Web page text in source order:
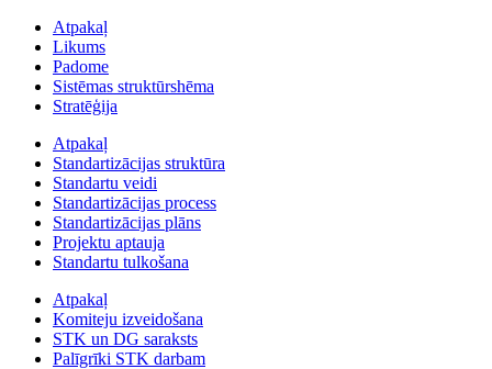
Atpakaļ
Likums
Padome
Sistēmas struktūrshēma
Stratēģija
Atpakaļ
Standartizācijas struktūra
Standartu veidi
Standartizācijas process
Standartizācijas plāns
Projektu aptauja
Standartu tulkošana
Atpakaļ
Komiteju izveidošana
STK un DG saraksts
Palīgrīki STK darbam